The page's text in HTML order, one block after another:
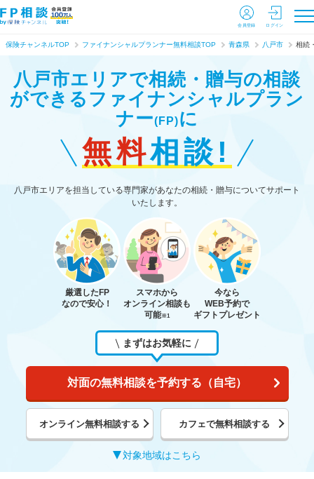
会員登録 ログイン
保険チャンネルTOP ファイナンシャルプランナー無料相談TOP 青森県 八戸市 相続
八戸市エリアで相続・贈与の相談
ができる ファイナンシャルプラン
ナー(FP)に
無料相談!
八戸市エリアを担当している専門家があなたの相続・贈与についてサポート
いたします。
厳選したFP
なので安心！
スマホから
オンライン相談も
可能※1
今なら
WEB予約で
ギフトプレゼント
まずはお気軽に
対面の無料相談を予約する（自宅）
オンライン無料相談する カフェで無料相談する
対象地域はこちら